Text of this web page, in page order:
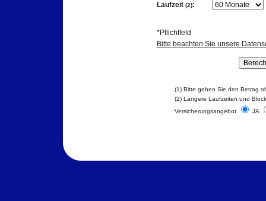
Laufzeit (2):
*Pflichtfeld
Bitte beachten Sie unsere
(1) Bitte geben Sie den Betrag
(2) Längere Laufzeiten und
Versicherungsangebot
JA